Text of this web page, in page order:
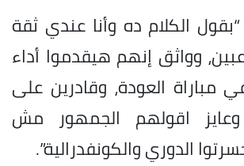
الكلام ده وأنا عندي ثقة
وواثق إنهم هيقدموا أداء
مباراة العودة، وقادرين على
اقولهم الجمهور مش
الدوري والكونفدرالية”.